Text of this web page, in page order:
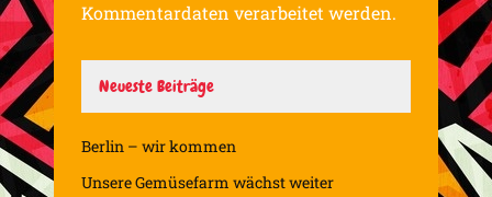
Kommentardaten verarbeitet werden.
Neueste Beiträge
Berlin – wir kommen
Unsere Gemüsefarm wächst weiter